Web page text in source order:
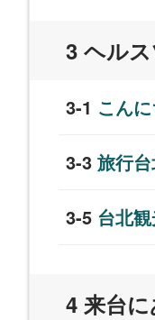
ヘル
こん
旅行
台北
来台